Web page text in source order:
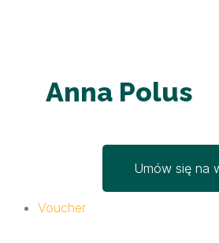
Anna Polus
Umów się na
Voucher